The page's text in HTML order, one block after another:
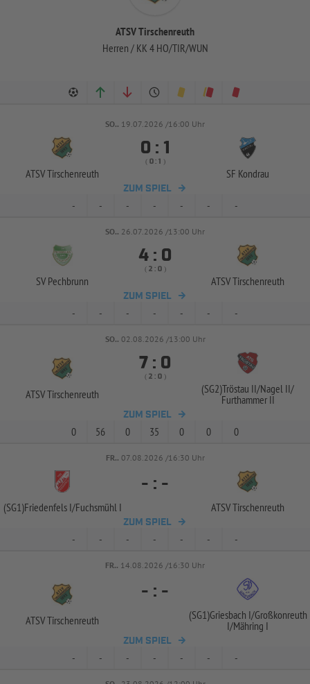
ATSV Tirschenreuth
Herren / KK 4 HO/TIR/WUN
SO.. 19.07.2026 /16:00 Uhr
ATSV Tirschenreuth
 : 
( :  )
SF Kondrau
ZUM SPIEL
- - - - - - -
SO.. 26.07.2026 /13:00 Uhr
SV Pechbrunn
 : 
(  :  )
ATSV Tirschenreuth
ZUM SPIEL
- - - - - - -
SO.. 02.08.2026 /13:00 Uhr
ATSV Tirschenreuth
 : 
(  :  )
(SG2)Tröstau II/Nagel II/
Furthammer II
ZUM SPIEL
0 56 0 35 0 0 0
FR.. 07.08.2026 /16:30 Uhr
(SG1)Friedenfels I/Fuchsmühl I
- : -
ATSV Tirschenreuth
ZUM SPIEL
- - - - - - -
FR.. 14.08.2026 /16:30 Uhr
ATSV Tirschenreuth
- : -
(SG1)Griesbach I/Großkonreuth
I/Mähring I
ZUM SPIEL
- - - - - - -